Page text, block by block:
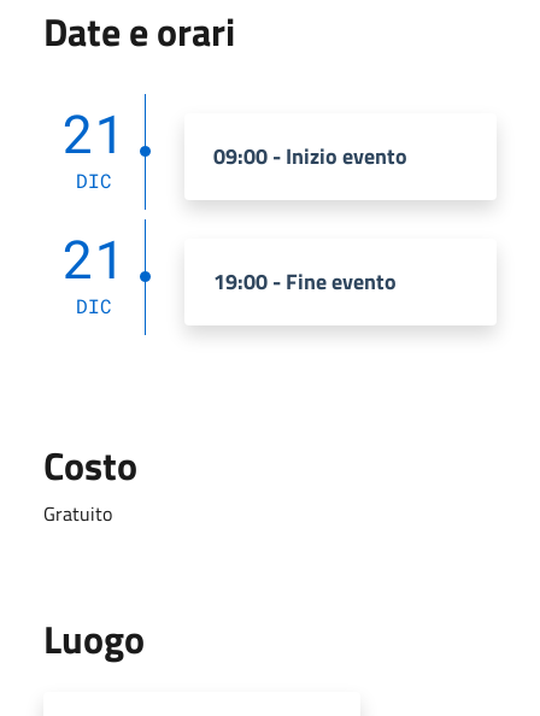
Date e orari
21
DIC
09:00 - Inizio evento
21
DIC
19:00 - Fine evento
Costo
Gratuito
Luogo